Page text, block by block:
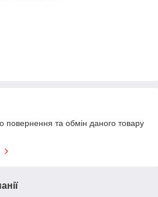
та обмін даного товару